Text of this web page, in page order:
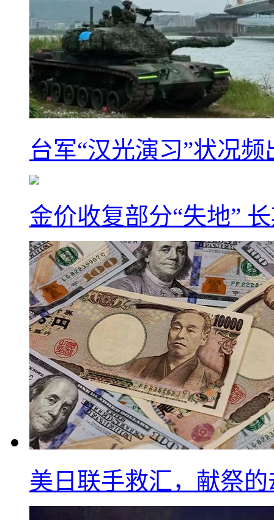
台军“汉光演习”状况
金价收复部分“失地”
美日联手救汇，献祭